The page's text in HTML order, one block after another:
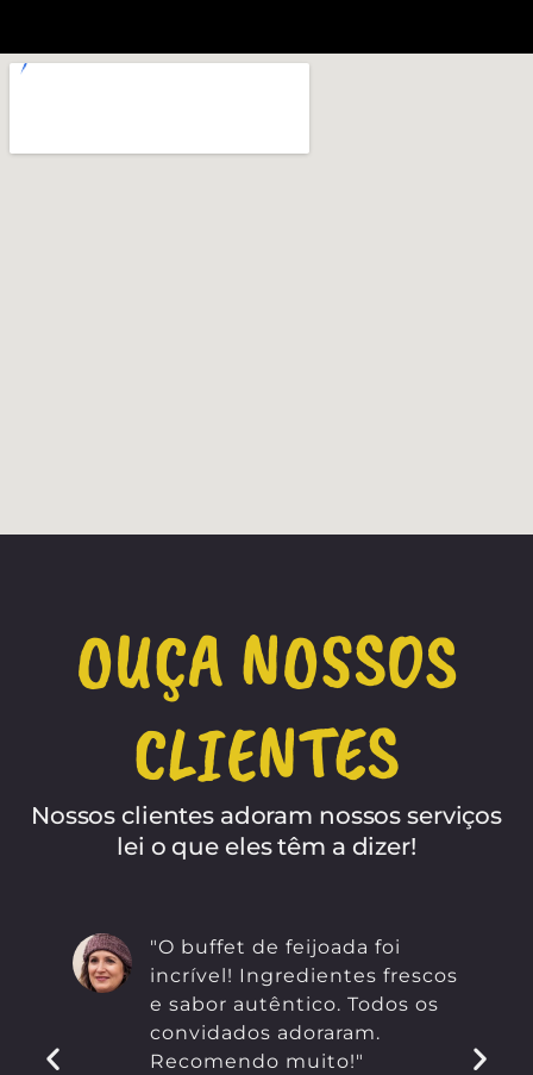
OUÇA NOSSOS
CLIENTES
Nossos clientes adoram nossos serviços
lei o que eles têm a dizer!
"O buffet de feijoada foi
incrível! Ingredientes frescos
e sabor autêntico. Todos os
convidados adoraram.
Recomendo muito!"